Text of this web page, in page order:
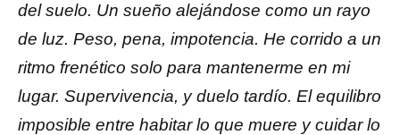
del suelo. Un sueño alejándose como un rayo
de luz. Peso, pena, impotencia. He corrido a un
ritmo frenético solo para mantenerme en mi
lugar. Supervivencia, y duelo tardío. El equilibro
imposible entre habitar lo que muere y cuidar lo